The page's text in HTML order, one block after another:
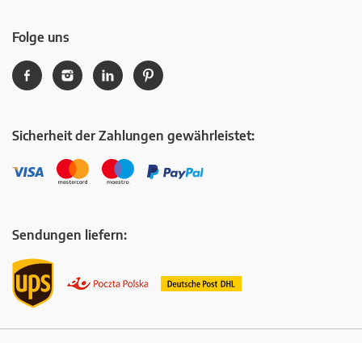
Folge uns
Sicherheit der Zahlungen gewährleistet:
Sendungen liefern: